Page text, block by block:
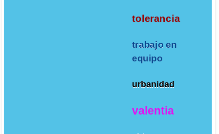
tolerancia
trabajo en
equipo
urbanidad
valentia